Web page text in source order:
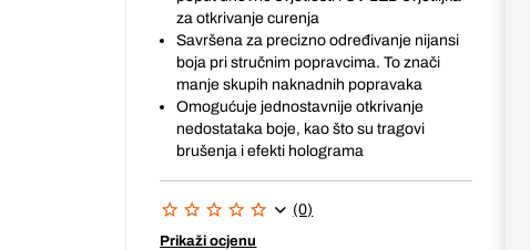
za otkrivanje curenja
Savršena za precizno određivanje nijansi
boja pri stručnim popravcima. To znači
manje skupih naknadnih popravaka
Omogućuje jednostavnije otkrivanje
nedostataka boje, kao što su tragovi
brušenja i efekti holograma
(0)
Prikaži ocjenu